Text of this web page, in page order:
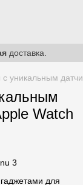
доставка.
с уникальным
Watch
для